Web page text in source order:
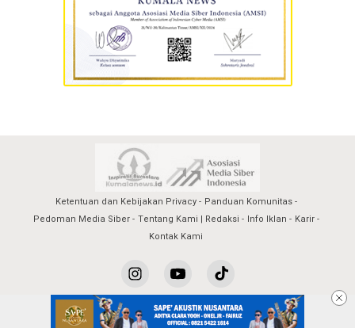
Ketentuan dan Kebijakan Privacy
Panduan Komunitas
Pedoman Media Siber
Tentang Kami | Redaksi Info Iklan
Karir
Kontak Kami
kumalanews@2023